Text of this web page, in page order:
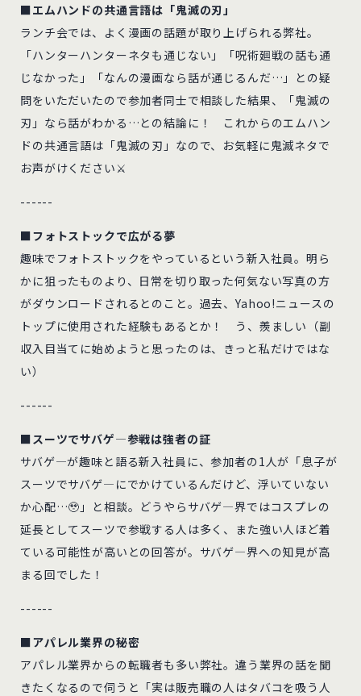
■エムハンドの共通言語は「鬼滅の刃」
ランチ会では、よく漫画の話題が取り上げられる弊社。
「ハンターハンターネタも通じない」「呪術廻戦の話も通
じなかった」「なんの漫画なら話が通じるんだ…」との疑
問をいただいたので参加者同士で相談した結果、「鬼滅の
刃」なら話がわかる…との結論に！ これからのエムハン
ドの共通言語は「鬼滅の刃」なので、お気軽に鬼滅ネタで
お声がけください⚔️
------
■フォトストックで広がる夢
趣味でフォトストックをやっているという新入社員。明ら
かに狙ったものより、日常を切り取った何気ない写真の方
がダウンロードされるとのこと。過去、Yahoo!ニュースの
トップに使用された経験もあるとか！ う、羨ましい（副
収入目当てに始めようと思ったのは、きっと私だけではな
い）
------
■スーツでサバゲ―参戦は強者の証
サバゲ―が趣味と語る新入社員に、参加者の1人が「息子が
スーツでサバゲ―にでかけているんだけど、浮いていない
か心配…🥹」と相談。どうやらサバゲ―界ではコスプレの
延長としてスーツで参戦する人は多く、また強い人ほど着
ている可能性が高いとの回答が。サバゲ―界への知見が高
まる回でした！
------
■アパレル業界の秘密
アパレル業界からの転職者も多い弊社。違う業界の話を聞
きたくなるので伺うと「実は販売職の人はタバコを吸う人